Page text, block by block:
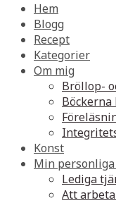
Hem
Blogg
Recept
Kategorier
Om mig
Bröllop-
Böckerna
Konst
Min
Lediga
Att